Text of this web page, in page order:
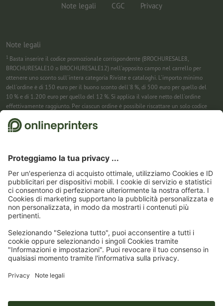
Note legali CGC Privacy
Note legali
1 Basta inserire il codice promozionale corrispondente (BROCHURESALE8,
BROCHURESALE10 o BROCHURESALE12) nell'apposito campo nel carrello per
ottenere uno sconto sull'intera categoria Riviste e cataloghi. L'importo minimo
dell'ordine è di 150 euro per il buono sconto dell'8 %, di 500 euro per quello del
10 % e di 1.200 euro per quello del 12 %. Si applica il valore netto dell'ordine
effettivamente raggiunto. Per ciascun ordine è possibile riscattare un solo codice
con ulteriori iniziative promozionali. La promozione è valida fino al 31/08/2026
(incluso).
un semplice clic. Solo allora ti invieremo il codice sconto e la prossima newsletter.
Puoi naturalmente annullare la registrazione in qualsiasi momento. Utilizzabile
una sola volta. Non è richiesto un valore minimo dell’ordine. Importo massimo dello
sconto: 150 € sul valore dell'ordine (al netto). Pagamento in contanti non previsto.
L’offerta non può essere cumulata con altre promozioni o codici sconto.Il buono è
valido per sei settimane dalla ricezione.
3
calendari. Utilizzabile più volte. Pagamento in contanti non previsto. Non
cumulabile con ulteriori iniziative promozionali. Valido fino al 31/08/2026
compreso
calendari. Utilizzabile più volte. Pagamento in contanti non previsto. Non